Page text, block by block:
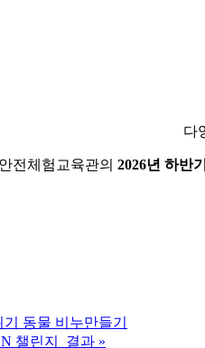
다
전체험교육관의 2026년 하반
동물 비누만들기
챌린지_결과 »